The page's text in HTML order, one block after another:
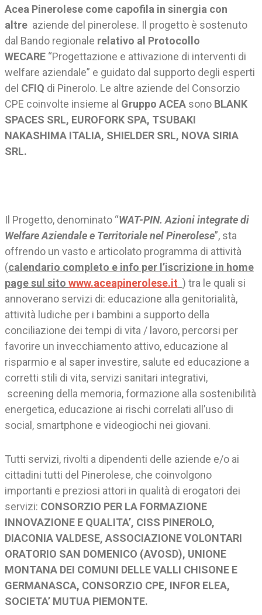
Acea Pinerolese come capofila in sinergia con
altre aziende del pinerolese. Il progetto è sostenuto
dal Bando regionale relativo al Protocollo
WECARE “Progettazione e attivazione di interventi di
welfare aziendale” e guidato dal supporto degli esperti
del CFIQ di Pinerolo. Le altre aziende del Consorzio
CPE coinvolte insieme al Gruppo ACEAsono BLANK
SPACES SRL, EUROFORK SPA, TSUBAKI
NAKASHIMA ITALIA, SHIELDER SRL, NOVA SIRIA
SRL.
Il Progetto, denominato “WAT-PIN. Azioni integrate di
Welfare Aziendale e Territoriale nel Pinerolese”, sta
offrendo un vasto e articolato programma di attività
(calendario completo e info per l’iscrizione in home
page sul sito www.aceapinerolese.it ) tra le quali si
annoverano servizi di: educazione alla genitorialità,
attività ludiche per i bambini a supporto della
conciliazione dei tempi di vita / lavoro, percorsi per
favorire un invecchiamento attivo, educazione al
risparmio e al saper investire, salute ed educazione a
corretti stili di vita, servizi sanitari integrativi,
screening della memoria, formazione alla sostenibilità
energetica, educazione ai rischi correlati all’uso di
social, smartphone e videogiochi nei giovani.
Tutti servizi, rivolti a dipendenti delle aziende e/o ai
cittadini tutti del Pinerolese, che coinvolgono
importanti e preziosi attori in qualità di erogatori dei
servizi: CONSORZIO PER LA FORMAZIONE
INNOVAZIONE E QUALITA’, CISS PINEROLO,
DIACONIA VALDESE, ASSOCIAZIONE VOLONTARI
ORATORIO SAN DOMENICO (AVOSD), UNIONE
MONTANA DEI COMUNI DELLE VALLI CHISONE E
GERMANASCA, CONSORZIO CPE, INFOR ELEA,
SOCIETA’ MUTUA PIEMONTE.